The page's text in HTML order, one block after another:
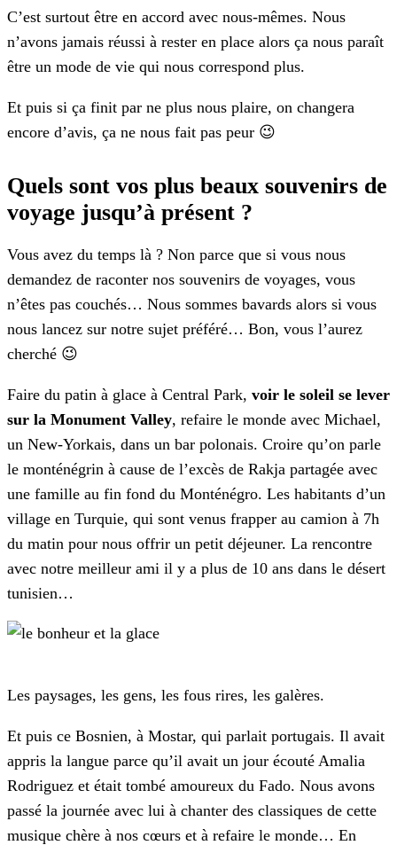
C’est surtout être en accord avec nous-mêmes. Nous
n’avons jamais réussi à rester en place alors ça nous paraît
être un mode de vie qui nous correspond plus.
Et puis si ça finit par ne plus nous plaire, on changera
encore d’avis, ça ne nous fait pas peur 😉
Quels sont vos plus beaux souvenirs de
voyage jusqu’à présent ?
Vous avez du temps là ? Non parce que si vous nous
demandez de raconter nos souvenirs de voyages, vous
n’êtes pas couchés… Nous sommes bavards alors si vous
nous lancez sur notre sujet préféré… Bon, vous l’aurez
cherché 😉
Faire du patin à glace à Central Park, voir le soleil se lever
sur la Monument Valley, refaire le monde avec Michael,
un New-Yorkais, dans un bar polonais. Croire qu’on parle
le monténégrin à cause de l’excès de Rakja partagée avec
une famille au fin fond du Monténégro. Les habitants d’un
village en Turquie, qui sont venus frapper au camion à 7h
du matin pour nous offrir un petit déjeuner. La rencontre
avec notre meilleur ami il y a plus de 10 ans dans le désert
tunisien…
Les paysages, les gens, les fous rires, les galères.
Et puis ce Bosnien, à Mostar, qui parlait portugais. Il avait
appris la langue parce qu’il avait un jour écouté Amalia
Rodriguez et était tombé amoureux du Fado. Nous avons
passé la journée avec lui à chanter des classiques de cette
musique chère à nos cœurs et à refaire le monde… En